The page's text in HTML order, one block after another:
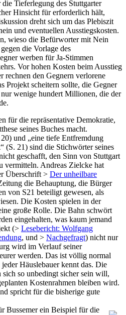
Tieferlegung des Stuttgarter
Hinsicht für erforderlich hält,
dreht sich um das Plebiszit
und eventuellen Ausstiegskosten.
wieso die Befürworter mit Nein
die Vorlage des
werben für Ja-Stimmen
Vor hohen Kosten beim Ausstieg
den Gegnern verlorene
Projekt scheitern sollte, die Gegner
wenige hundert Millionen, die der
für die repräsentative Demokratie,
seines Buches macht.
und „eine tiefe Entfremdung
(S. 21) sind die Stichwörter seines
geschafft, den Sinn von Stuttgart
vermitteln. Andreas Zielcke hat
Überschrift > Der unheilbare
die Behauptung, die Bürger
von S21 beteiligt gewesen, als
Die Kosten spielen in der
große Rolle. Die Bahn schwört
eingehalten, was kaum jemand
(> Lesebericht: Wolfgang
, und > Nachgefragt) nicht nur
wird im Verlauf seiner
werden. Das ist völlig normal
Häuslebauer kennt das. Die
so unbedingt sicher sein will,
Kostenrahmen bleiben wird.
spricht für die bisherige gute
Bussemer ein Beispiel für die